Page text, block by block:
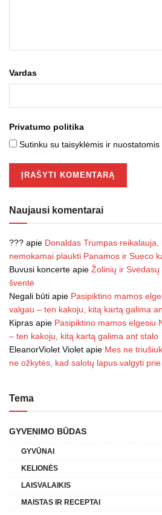
Vardas
Privatumo politika
Sutinku su taisyklėmis ir nuostatomis
Naujausi komentarai
??? apie Donaldas Trumpas reikalauja,
nemokamai plaukti Panamos ir Sueco
Buvusi koncerte apie Žolinių ir
šventė
Negali būti apie Pasipiktino mamos
valgau – ten kakoju, kitą kartą galima
Kipras apie Pasipiktino mamos elgesiu
– ten kakoju, kitą kartą galima ant stalo
EleanorViolet Violet apie Mes ne
ne ožkytės, kad salotų lapus valgyti
Tema
GYVENIMO BŪDAS
GYVŪNAI
KELIONĖS
LAISVALAIKIS
MAISTAS IR RECEPTAI